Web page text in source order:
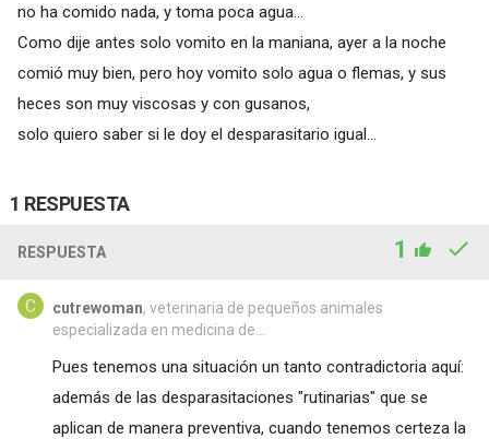
no ha comido nada, y toma poca agua...
Como dije antes solo vomito en la maniana, ayer a la noche
comió muy bien, pero hoy vomito solo agua o flemas, y sus
heces son muy viscosas y con gusanos,
solo quiero saber si le doy el desparasitario igual...
1 RESPUESTA
RESPUESTA 1
cutrewoman, veterinaria de pequeños animales
especializada en medicina de...
Pues tenemos una situación un tanto contradictoria aquí:
además de las desparasitaciones "rutinarias" que se
aplican de manera preventiva, cuando tenemos certeza la